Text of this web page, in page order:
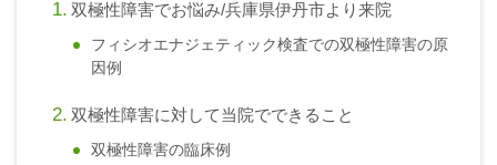
双極性障害でお悩み/兵庫県伊丹市より来院
フィシオエナジェティック検査での双極性障害の原
因例
双極性障害に対して当院でできること
双極性障害の臨床例